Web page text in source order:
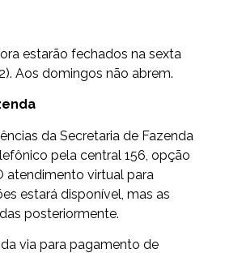
estarão fechados na sexta
Aos domingos não abrem.
da Secretaria de Fazenda
pela central 156, opção
atendimento virtual para
estará disponível, mas as
posteriormente.
via para pagamento de